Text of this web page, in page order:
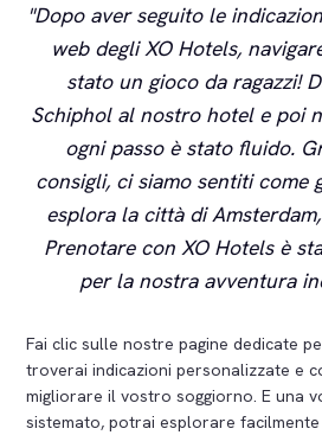
Dopo aver seguito le
web degli XO Hotels,
stato un gioco da ragazzi!
Schiphol al nostro hotel e poi
ogni passo è stato fluido.
consigli, ci siamo sentiti come
esplora la città di
Prenotare con XO Hotels è
per la nostra avventura
Fai clic sulle nostre pagine dedicate
troverai indicazioni personalizzate e
migliorare il vostro soggiorno. E una
sistemato, potrai esplorare